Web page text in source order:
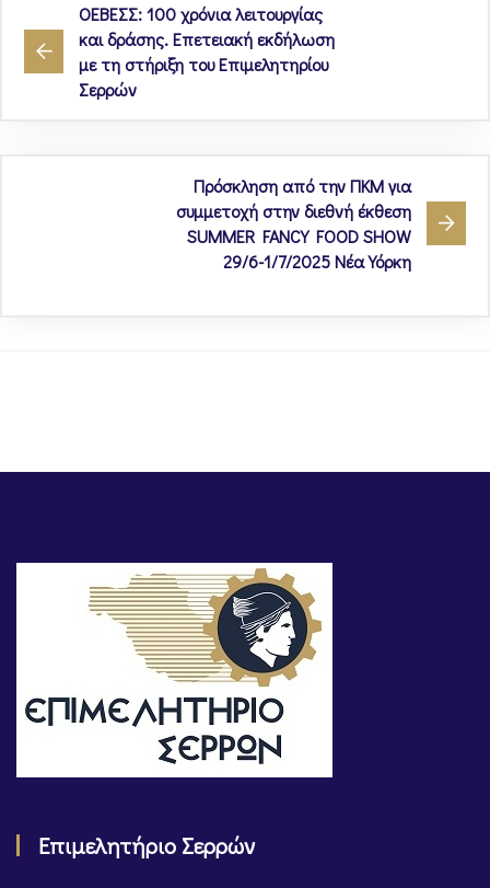
ΟΕΒΕΣΣ: 100 χρόνια λειτουργίας
και δράσης. Επετειακή εκδήλωση
με τη στήριξη του Επιμελητηρίου
Σερρών
Πρόσκληση από την ΠΚΜ για
συμμετοχή στην διεθνή έκθεση
SUMMER FANCY FOOD SHOW
29/6-1/7/2025 Νέα Υόρκη
Επιμελητήριο Σερρών